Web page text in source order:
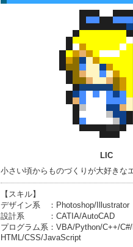
LIC
小さい頃からものづくりが大好きな
【スキル】
デザイン系 ：Photoshop/Illustrator
設計系 ：CATIA/AutoCAD
プログラム系：VBA/Python/C++/
HTML/CSS/JavaScript